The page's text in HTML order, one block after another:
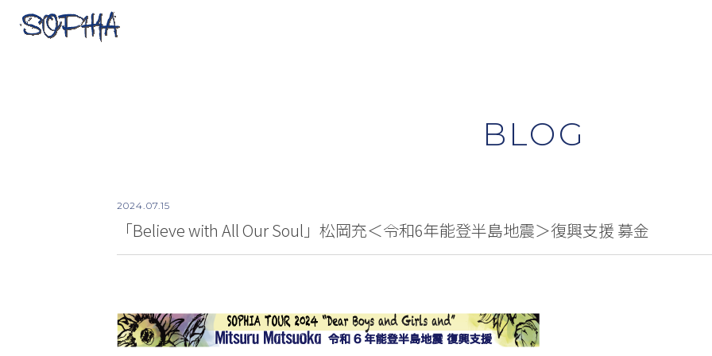
BLOG
2024.07.15
「Believe with All Our Soul」松岡充＜令和6年能登半島地震＞復興支援 募金